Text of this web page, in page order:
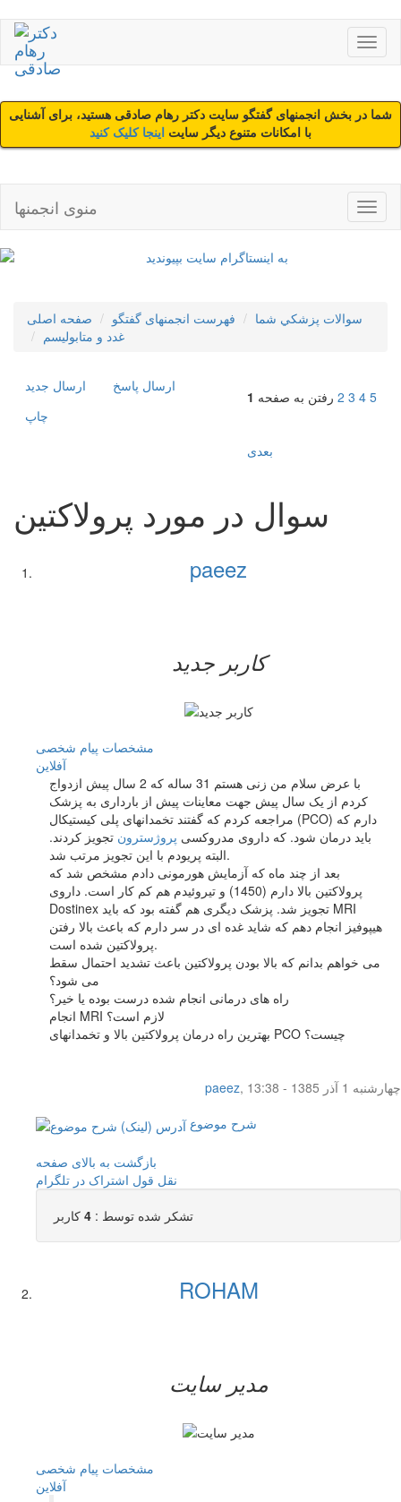
شما در بخش انجمنهای گفتگو سایت دکتر رهام صادقی هستید، برای آشنایی
با امکانات متنوع دیگر سایت اینجا کلیک کنید
منوی انجمنها
صفحه اصلی فهرست انجمنهای گفتگو
سوالات پزشکي شما
غدد و متابولیسم
ارسال جديد
ارسال پاسخ
چاپ
رفتن به صفحه 1 2 3 4 5
بعدی
سوال در مورد پرولاکتین
paeez
کاربر جدید
مشخصات پیام شخصی
آفلاين
با عرض سلام من زنی هستم 31 ساله که 2 سال پیش ازدواج
کردم از یک سال پیش جهت معاینات پیش از بارداری به پزشک
مراجعه کردم که گفتند تخمدانهای پلی کیستیکال (PCO) دارم که
باید درمان شود. که داروی مدروکسی پروژسترون تجویز کردند.
البته پریودم با این تجویز مرتب شد.
بعد از چند ماه که آزمایش هورمونی دادم مشخص شد که
پرولاکتین بالا دارم (1450) و تیروئیدم هم کم کار است. داروی
Dostinex تجویز شد. پزشک دیگری هم گفته بود که باید MRI
هیپوفیز انجام دهم که شاید غده ای در سر دارم که باعث بالا رفتن
پرولاکتین شده است.
می خواهم بدانم که بالا بودن پرولاکتین باعث تشدید احتمال سقط
می شود؟
راه های درمانی انجام شده درست بوده یا خیر؟
انجام MRI لازم است؟
بهترین راه درمان پرولاکتین بالا و تخمدانهای PCO چیست؟
paeez,
چهار‌شنبه 1 آذر 1385 - 13:38
شرح موضوع
بازگشت به بالای صفحه
نقل قول اشتراک در تلگرام
تشکر شده توسط : 4 کاربر
ROHAM
مدیر سایت
مشخصات پیام شخصی
آفلاين